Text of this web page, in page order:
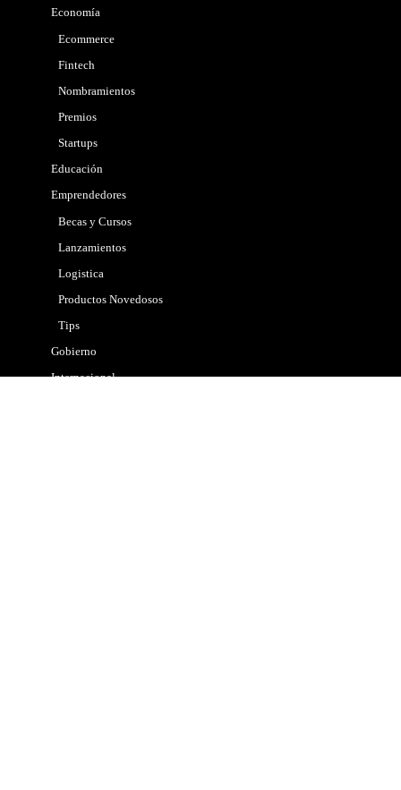
Economía
Ecommerce
Fintech
Nombramientos
Premios
Startups
Educación
Emprendedores
Becas y Cursos
Lanzamientos
Logistica
Productos Novedosos
Tips
Gobierno
Internacional